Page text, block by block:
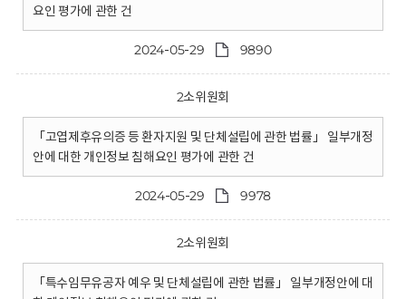
요인 평가에 관한 건
2024-05-29 9890
2소위원회
「고엽제후유의증 등 환자지원 및 단체설립에 관한 법률」 일부개정
안에 대한 개인정보 침해요인 평가에 관한 건
2024-05-29 9978
2소위원회
「특수임무유공자 예우 및 단체설립에 관한 법률」 일부개정안에 대